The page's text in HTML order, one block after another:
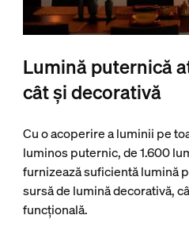
Lumină puternică
cât și decorativă
Cu o acoperire a luminii pe
luminos puternic, de 1.600
furnizează suficientă lumină
sursă de lumină decorativă,
funcțională.